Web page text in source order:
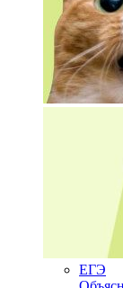
ЕГЭ